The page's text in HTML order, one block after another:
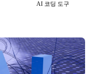
AI 코딩 도구